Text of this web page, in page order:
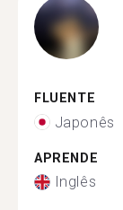
FLUENTE
Japonês
APRENDE
Inglês